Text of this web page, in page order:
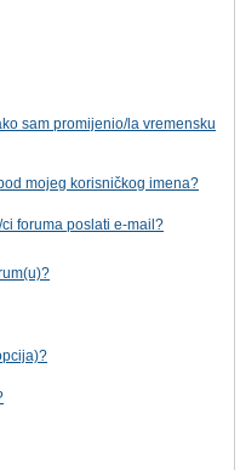
sam promijenio/la vremensku
mojeg korisničkog imena?
foruma poslati e-mail?